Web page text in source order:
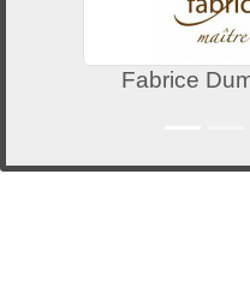
Fabrice